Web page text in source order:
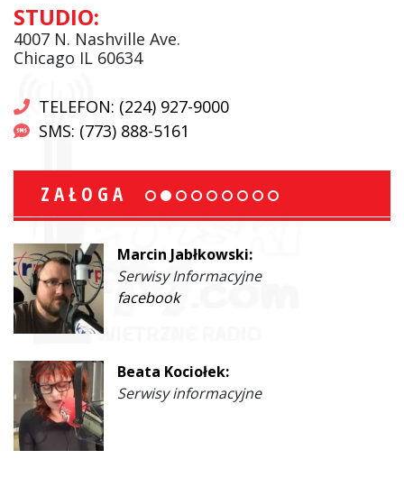
STUDIO:
4007 N. Nashville Ave.
Chicago IL 60634
TELEFON: (224) 927-9000
SMS: (773) 888-5161
ZAŁOGA
Marcin Jabłkowski:
Serwisy Informacyjne
facebook
Beata Kociołek:
Serwisy informacyjne